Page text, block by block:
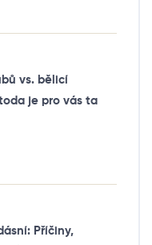
vs. bělicí
je pro vás ta
Příčiny,